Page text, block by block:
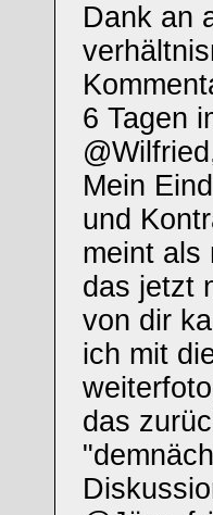
Dank an
6 Tagen
Mein
und
meint als
das jetzt
von dir
ich mit
das